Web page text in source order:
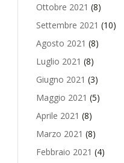
Ottobre 2021 (8)
Settembre 2021 (10)
Agosto 2021 (8)
Luglio 2021 (8)
Giugno 2021 (3)
Maggio 2021 (5)
Aprile 2021 (8)
Marzo 2021 (8)
Febbraio 2021 (4)